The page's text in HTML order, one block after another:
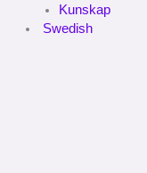
Kunskap
Swedish